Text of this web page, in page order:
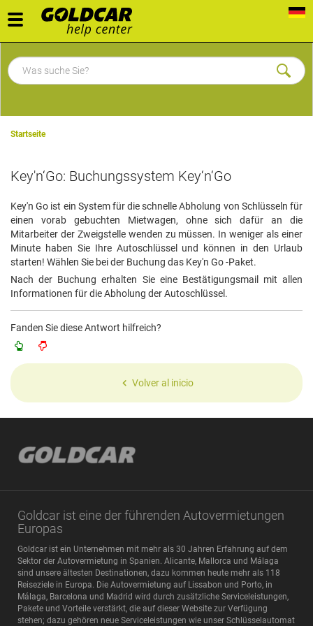
Toggle
navigation
Startseite
Key'n‘Go: Buchungssystem Key‘n‘Go
Key'n Go ist ein System für die schnelle Abholung von Schlüsseln für
einen vorab gebuchten Mietwagen, ohne sich dafür an die
Mitarbeiter der Zweigstelle wenden zu müssen. In weniger als einer
Minute haben Sie Ihre Autoschlüssel und können in den Urlaub
starten! Wählen Sie bei der Buchung das Key'n Go-Paket.
Nach der Buchung erhalten Sie eine Bestätigungsmail mit allen
Informationen für die Abholung der Autoschlüssel.
Fanden Sie diese Antwort hilfreich?
Volver al inicio
Goldcar ist eine der führenden Autovermietungen
Europas
Goldcar ist ein Unternehmen mit mehr als 30 Jahren Erfahrung auf dem
Sektor der Autovermietung in Spanien. Alicante, Mallorca und Málaga
sind unsere ältesten Destinationen, dazu kommen heute mehr als 118
Reiseziele in Europa. Die Autovermietung auf Lissabon und Porto, in
Málaga, Barcelona und Madrid wird durch zusätzliche Serviceleistungen,
Pakete und Vorteile verstärkt, die auf dieser Website zur Verfügung
stehen; dazu gehören neue Serviceleistungen wie unser Schlüsselautomat